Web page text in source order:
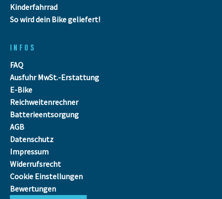
Kinderfahrrad
So wird dein Bike geliefert!
INFOS
FAQ
Ausfuhr MwSt.-Erstattung
E-Bike
Reichweitenrechner
Batterieentsorgung
AGB
Datenschutz
Impressum
Widerrufsrecht
Cookie Einstellungen
Bewertungen